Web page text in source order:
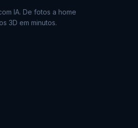
IA. De fotos a home
3D em minutos.